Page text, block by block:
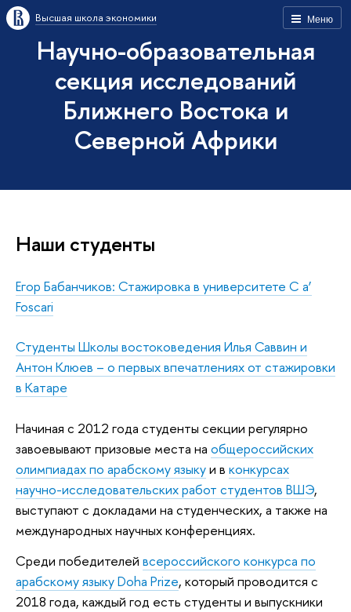
Меню
Высшая школа экономики
Научно-образовательная
секция исследований
Ближнего Востока и
Северной Африки
Наши студенты
Егор Бабанчиков: Стажировка в университете С a’
Foscari
Студенты Школы востоковедения Илья Саввин и
Антон Клюев – о первых впечатлениях от стажировки
в Катаре
Начиная с 2012 года студенты секции регулярно
завоевывают призовые места на общероссийских
олимпиадах по арабскому языкуи в конкурсах
научно-исследовательских работ студентов ВШЭ,
выступают с докладами на студенческих, а также на
международных научных конференциях.
Среди победителей всероссийского конкурса по
арабскому языку Doha Prize, который проводится с
2018 года, каждый год есть студенты и выпускники